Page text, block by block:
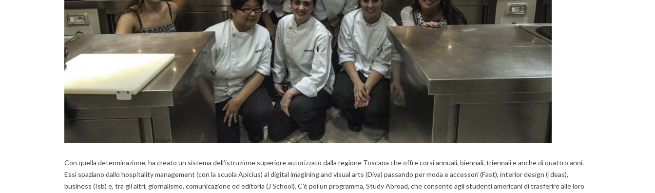
Con quella determinazione, ha creato un sistema dell’istruzione superiore autorizzato dalla regione Toscana che offre corsi annuali, biennali, triennali e anche di quattro anni.
Essi spaziano dallo hospitality management (con la scuola Apicius) al digital imagining and visual arts (Diva) passando per moda e accessori (Fast), interior design (Ideas),
business (Isb) e, tra gli altri, giornalismo, comunicazione ed editoria (J School). C’è poi un programma, Study Abroad, che consente agli studenti americani di trasferire alle loro